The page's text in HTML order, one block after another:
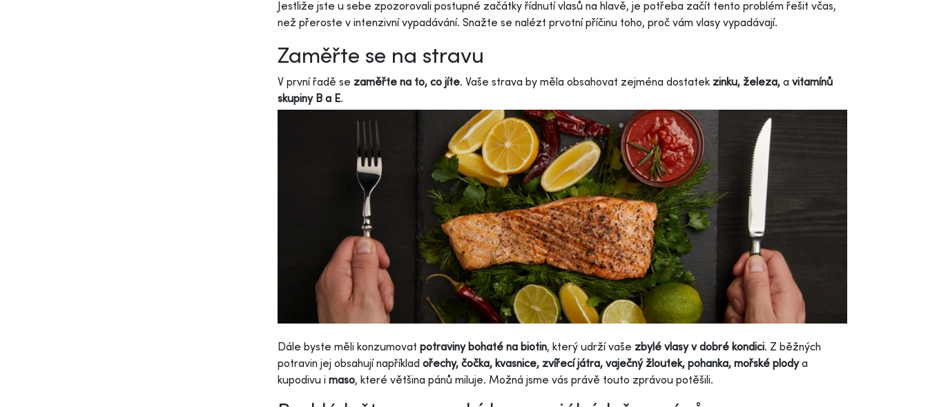
Jestliže jste u sebe zpozorovali postupné začátky řídnutí vlasů na hlavě, je potřeba začít tento problém řešit včas,
než přeroste v intenzivní vypadávání. Snažte se nalézt prvotní příčinu toho, proč vám vlasy vypadávají.
Zaměřte se na stravu
V první řadě se zaměřte na to, co jíte. Vaše strava by měla obsahovat zejména dostatek zinku, železa, a vitamínů
skupiny B a E.
Dále byste měli konzumovat potraviny bohaté na biotin, který udrží vaše zbylé vlasy v dobré kondici. Z běžných
potravin jej obsahují například ořechy, čočka, kvasnice, zvířecí játra, vaječný žloutek, pohanka, mořské plodya
kupodivu i maso, které většina pánů miluje. Možná jsme vás právě touto zprávou potěšili.